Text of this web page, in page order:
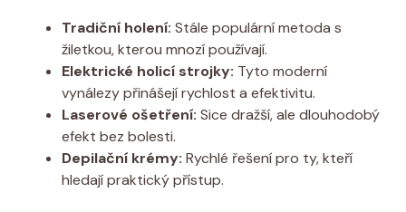
Tradiční holení: Stále populární metoda s
žiletkou, kterou mnozí používají.
Elektrické holicí strojky: Tyto moderní
vynálezy přinášejí rychlost a efektivitu.
Laserové ošetření: Sice dražší, ale dlouhodobý
efekt bez bolesti.
Depilační krémy: Rychlé řešení pro ty, kteří
hledají praktický přístup.